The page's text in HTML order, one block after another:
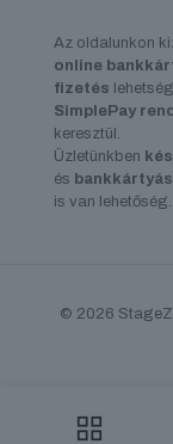
Az oldalunkon
online
fizetés
SimplePay
keresztül.
Üzletünkben
és
is van lehetőség.
© 2026